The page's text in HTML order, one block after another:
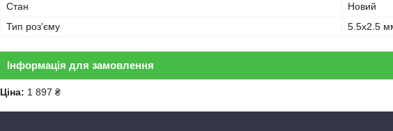
Стан
Новий
Тип роз'єму
5.5x2.5
Інформація для замовлення
Ціна: 1 897 ₴